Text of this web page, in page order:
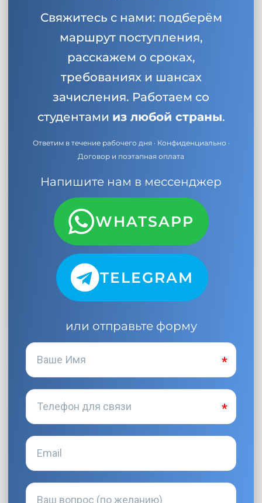
Свяжитесь с нами: подберём
маршрут поступления,
расскажем о сроках,
требованиях и шансах
зачисления. Работаем со
студентами из любой страны.
Ответим в течение рабочего дня · Конфиденциально ·
Договор и поэтапная оплата
Напишите нам в мессенджер
WHATSAPP
TELEGRAM
или отправьте форму